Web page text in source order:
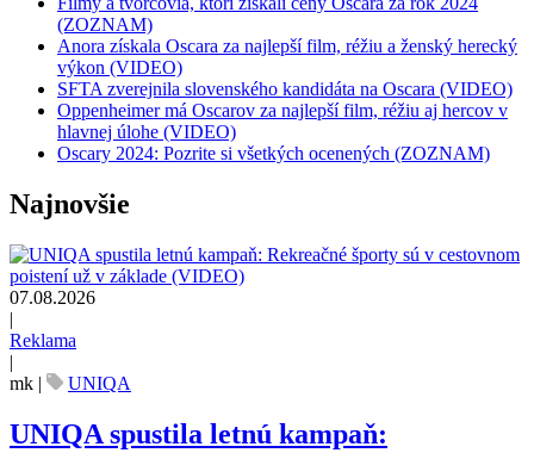
(ZOZNAM)
Anora získala Oscara za najlepší film, réžiu a ženský herecký
výkon (VIDEO)
SFTA zverejnila slovenského kandidáta na Oscara (VIDEO)
Oppenheimer má Oscarov za najlepší film, réžiu aj hercov v
hlavnej úlohe (VIDEO)
Oscary 2024: Pozrite si všetkých ocenených (ZOZNAM)
Najnovšie
07.08.2026
|
Reklama
|
mk | UNIQA
UNIQA spustila letnú kampaň: